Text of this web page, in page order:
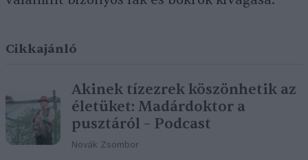
Cikkajánló
Akinek tízezrek köszönhetik az
életüket: Madárdoktor a
pusztáról – Podcast
Novák Zsombor